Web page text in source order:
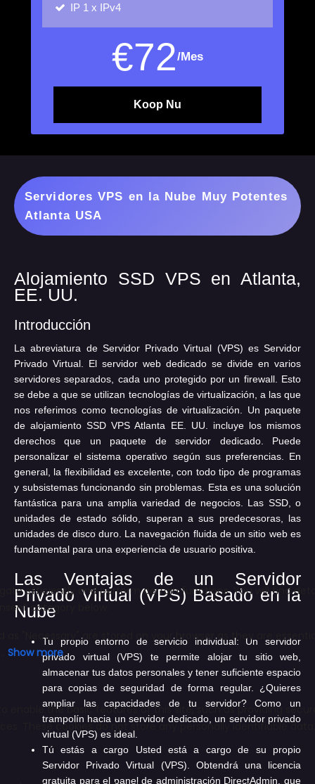
IP 1 x IPv4
€72/Mes
Koop Nu
Servidores VPS en la Nube Muy Potentes
Atlanta USA
Alojamiento SSD VPS en Atlanta,
EE. UU.
Introducción
La abreviatura de Servidor Privado Virtual (VPS) es Servidor
Privado Virtual. El servidor web dedicado se divide en varios
servidores separados, cada uno protegido por un firewall. Esto
se debe a que se utilizan tecnologías de virtualización, a las que
nos referimos como tecnologías de virtualización. Un paquete
de alojamiento SSD VPS Atlanta EE. UU. incluye los mismos
derechos que un paquete de servidor dedicado. Puede
personalizar el sistema operativo según sus preferencias. En
general, la flexibilidad es excelente, con todo tipo de programas
y subsistemas funcionando sin problemas. Esta es una solución
fantástica para una amplia variedad de negocios. Las SSD, o
unidades de estado sólido, superan a sus predecesoras, las
unidades de disco duro. La navegación fluida de un sitio web es
fundamental para una experiencia de usuario positiva.
Las Ventajas de un Servidor
Privado Virtual (VPS) Basado en la
Nube
Tu propio entorno de servicio individual: Un servidor
privado virtual (VPS) te permite alojar tu sitio web,
almacenar tus datos personales y tener suficiente espacio
para copias de seguridad de forma regular. ¿Quieres
ampliar las capacidades de tu servidor? Como un
trampolín hacia un servidor dedicado, un servidor privado
virtual (VPS) es ideal.
Tú estás a cargo Usted está a cargo de su propio
Servidor Privado Virtual (VPS). Obtendrá una licencia
gratuita para el panel de administración DirectAdmin, que